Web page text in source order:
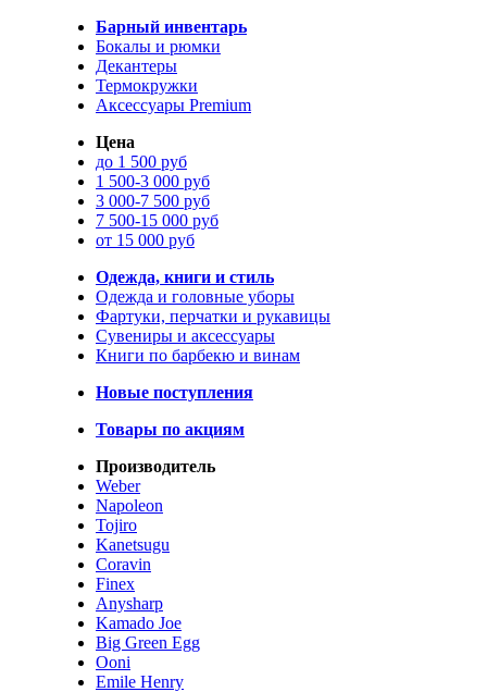
Барный инвентарь
Бокалы и рюмки
Декантеры
Термокружки
Аксессуары Premium
Цена
до 1 500 руб
1 500-3 000 руб
3 000-7 500 руб
7 500-15 000 руб
от 15 000 руб
Одежда, книги и стиль
Одежда и головные уборы
Фартуки, перчатки и рукавицы
Сувениры и аксессуары
Книги по барбекю и винам
Новые поступления
Товары по акциям
Производитель
Weber
Napoleon
Tojiro
Kanetsugu
Coravin
Finex
Anysharp
Kamado Joe
Big Green Egg
Ooni
Emile Henry